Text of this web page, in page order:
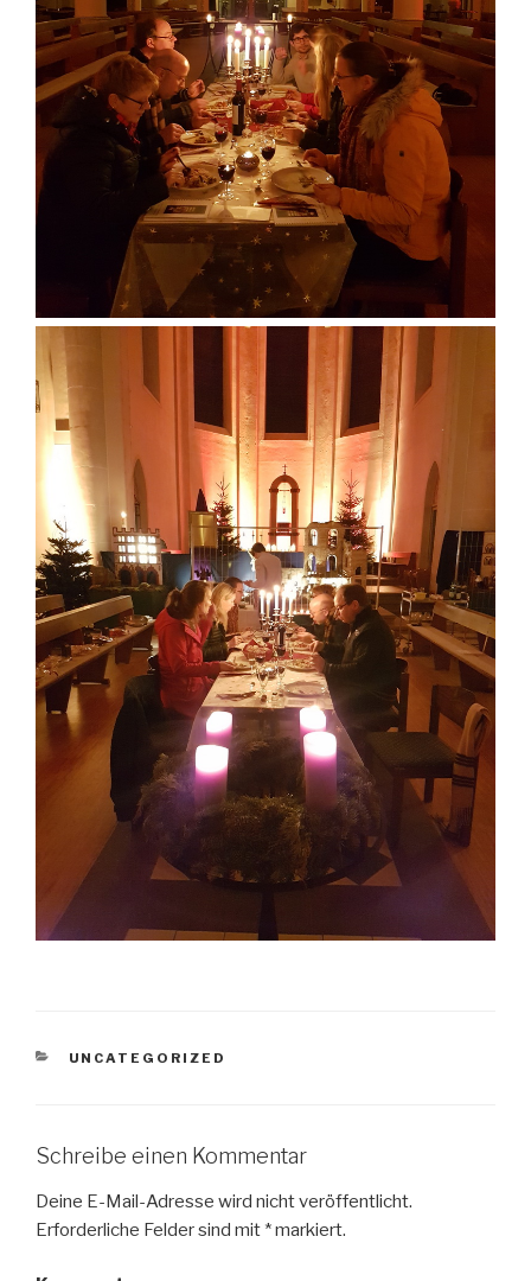
KATEGORIEN
UNCATEGORIZED
Schreibe einen Kommentar
Deine E-Mail-Adresse wird nicht veröffentlicht.
Erforderliche Felder sind mit *markiert.